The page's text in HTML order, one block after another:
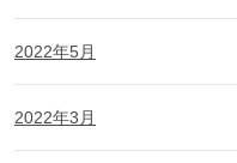
2022年5月
2022年3月